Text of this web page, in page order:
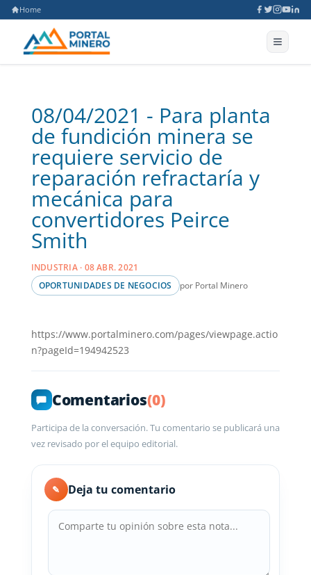
Home
08/04/2021 - Para planta
de fundición minera se
requiere servicio de
reparación refractaría y
mecánica para
convertidores Peirce
Smith
INDUSTRIA · 08 ABR. 2021
OPORTUNIDADES DE NEGOCIOS
por Portal Minero
https://www.portalminero.com/pages/viewpage.actio
n?pageId=194942523
Comentarios(0)
Participa de la conversación. Tu comentario se publicará una
vez revisado por el equipo editorial.
✎ Deja tu comentario